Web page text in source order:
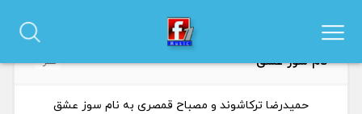
دانلود آهنگ حمیدرضا ترکاشوند و مصباح قمصری به
نام سوز عشق
نظر
حمیدرضا ترکاشوند و مصباح قمصری به نام سوز عشق